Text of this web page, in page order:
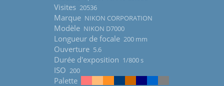
Visites 20536
Marque NIKON CORPORATION
Modèle NIKON D7000
Longueur de focale 200 mm
Ouverture 5.6
Durée d'exposition 1/800 s
ISO 200
Palette